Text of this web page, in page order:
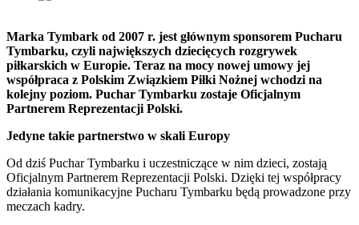
Marka Tymbark od 2007 r. jest głównym sponsorem Pucharu
Tymbarku, czyli największych dziecięcych rozgrywek
piłkarskich w Europie. Teraz na mocy nowej umowy jej
współpraca z Polskim Związkiem Piłki Nożnej wchodzi na
kolejny poziom. Puchar Tymbarku zostaje Oficjalnym
Partnerem Reprezentacji Polski.
Jedyne takie partnerstwo w skali Europy
Od dziś Puchar Tymbarku i uczestniczące w nim dzieci, zostają
Oficjalnym Partnerem Reprezentacji Polski. Dzięki tej współpracy
działania komunikacyjne Pucharu Tymbarku będą prowadzone przy
meczach kadry.